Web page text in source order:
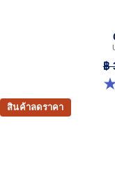
฿
4.7 จาก 5 ดาว
สินค้าลดราคา